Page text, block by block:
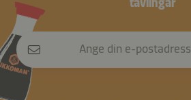
Ange din e-postadress